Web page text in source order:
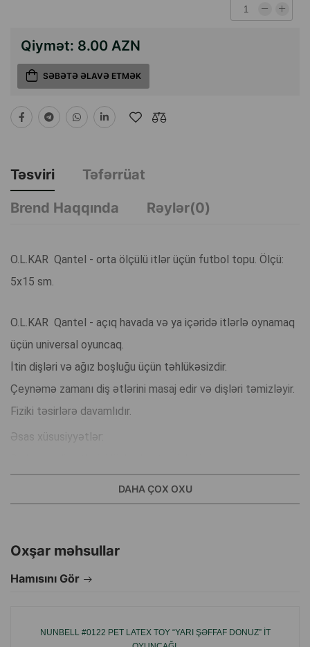
Qiymət: 8.00 AZN
SƏBƏTƏ ƏLAVƏ ETMƏK
Təsviri
Təfərrüat
Brend Haqqında
Rəylər(0)
O.L.KAR Qantel - orta ölçülü itlər üçün futbol topu. Ölçü:
5x15 sm.
O.L.KAR Qantel - açıq havada və ya içəridə itlərlə oynamaq
üçün universal oyuncaq.
İtin dişləri və ağız boşluğu üçün təhlükəsizdir.
Çeynəmə zamanı diş ətlərini masaj edir və dişləri təmizləyir.
Fiziki təsirlərə davamlıdır.
Əsas xüsusiyyətlər:
Davamlı və keyfiyyətlidir.
Xüsusi qulluq tələb etmir.
Həm siz, həm də itinizi maraqlı vaxt keçirməyə imkan verən
DAHA ÇOX OXU
Oxşar məhsullar
Hamısını Gör
NUNBELL #0122 PET LATEX TOY “YARI ŞƏFFAF DONUZ” IT